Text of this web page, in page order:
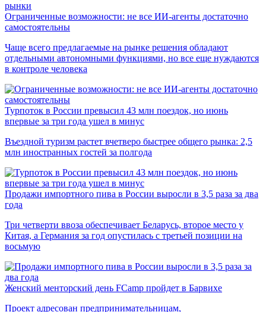
рынки
Ограниченные возможности: не все ИИ-агенты достаточно
самостоятельны
Чаще всего предлагаемые на рынке решения обладают
отдельными автономными функциями, но все еще нуждаются
в контроле человека
Турпоток в России превысил 43 млн поездок, но июнь
впервые за три года ушел в минус
Въездной туризм растет вчетверо быстрее общего рынка: 2,5
млн иностранных гостей за полгода
Продажи импортного пива в России выросли в 3,5 раза за два
года
Три четверти ввоза обеспечивает Беларусь, второе место у
Китая, а Германия за год опустилась с третьей позиции на
восьмую
Женский менторский день FCamp пройдет в Барвихе
Проект адресован предпринимательницам,